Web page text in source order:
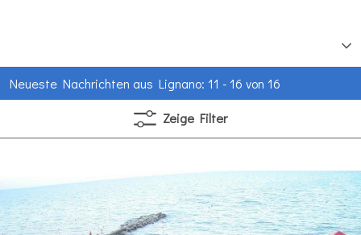
Neueste Nachrichten aus Lignano: 11 - 16 von 16
Zeige Filter